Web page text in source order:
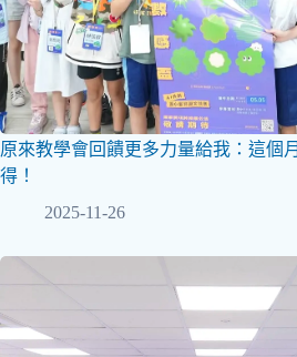
原來教學會回饋更多力量給我：這個
得！
2025-11-26